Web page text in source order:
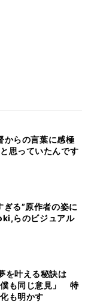
からの言葉に感極
思っていたんです
ぎる”原作者の姿に
らのビジュアル
を叶える秘訣は
僕も同じ意見」 特
も明かす